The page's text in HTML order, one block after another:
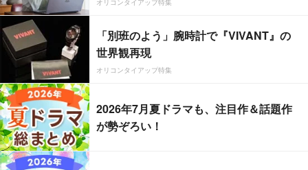
オリコンタイアップ特集
「別班のよう」腕時計で『VIVANT』の
世界観再現
オリコンタイアップ特集
2026年7月夏ドラマも、注目作＆話題作
が勢ぞろい！